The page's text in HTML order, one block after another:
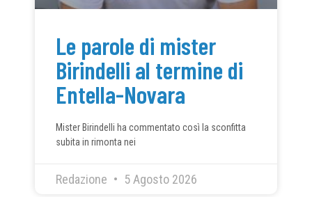
Le parole di mister
Birindelli al termine di
Entella-Novara
Mister Birindelli ha commentato così la sconfitta
subita in rimonta nei
Redazione 5 Agosto 2026